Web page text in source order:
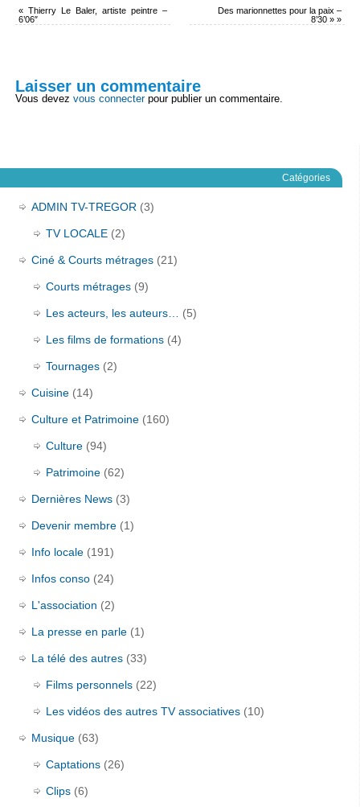
«Thierry Le Baler, artiste peintre –
6’06″
Des marionnettes pour la paix –
8’30 »»
Laisser un commentaire
Vous devez vous connecterpour publier un commentaire.
Catégories
ADMIN TV-TREGOR (3)
TV LOCALE (2)
Ciné & Courts métrages (21)
Courts métrages (9)
Les acteurs, les auteurs… (5)
Les films de formations (4)
Tournages (2)
Cuisine (14)
Culture et Patrimoine (160)
Culture (94)
Patrimoine (62)
Dernières News (3)
Devenir membre (1)
Info locale (191)
Infos conso (24)
L'association (2)
La presse en parle (1)
La télé des autres (33)
Films personnels (22)
Les vidéos des autres TV associatives (10)
Musique (63)
Captations (26)
Clips (6)